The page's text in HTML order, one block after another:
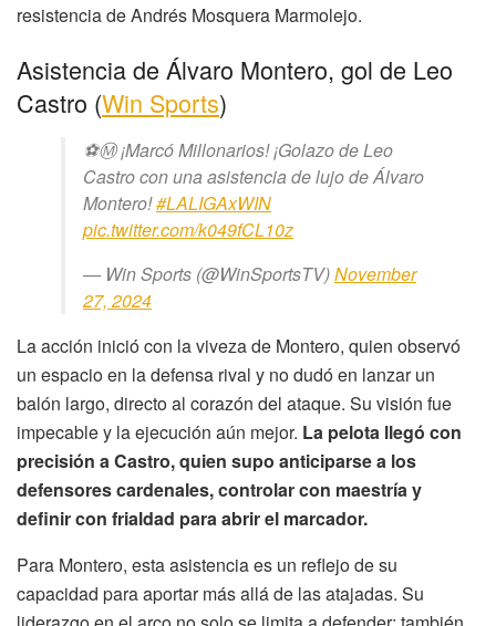
resistencia de Andrés Mosquera Marmolejo.
Asistencia de Álvaro Montero, gol de Leo
Castro (Win Sports)
⚽Ⓜ️ ¡Marcó Millonarios! ¡Golazo de Leo
Castro con una asistencia de lujo de Álvaro
Montero!#LALIGAxWIN
pic.twitter.com/k049fCL10z
— Win Sports (@WinSportsTV)November
27, 2024
La acción inició con la viveza de Montero, quien observó
un espacio en la defensa rival y no dudó en lanzar un
balón largo, directo al corazón del ataque. Su visión fue
impecable y la ejecución aún mejor. La pelota llegó con
precisión a Castro, quien supo anticiparse a los
defensores cardenales, controlar con maestría y
definir con frialdad para abrir el marcador.
Para Montero, esta asistencia es un reflejo de su
capacidad para aportar más allá de las atajadas. Su